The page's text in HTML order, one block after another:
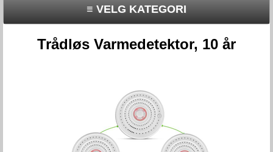
≡ VELG KATEGORI
Trådløs Varmedetektor, 10 år